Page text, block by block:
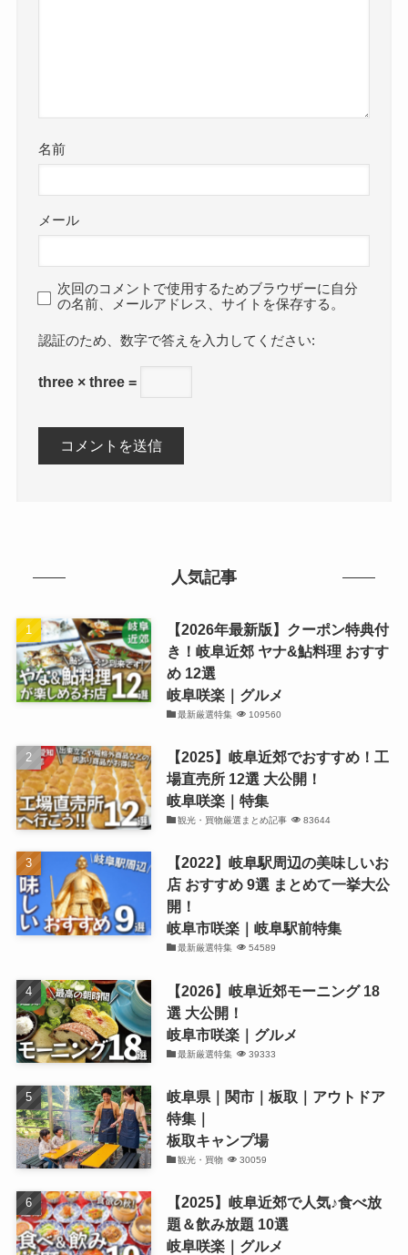
名前
メール
次回のコメントで使用するためブラウザーに自分
の名前、メールアドレス、サイトを保存する。
数字で答えを入力してください:
three × three =
人気記事
【2026年最新版】クーポン特典付
き！岐阜近郊 ヤナ&鮎料理 おすす
め 12選
岐阜咲楽｜グルメ
最新厳選特集 109560
【2025】岐阜近郊でおすすめ！工
場直売所 12選 大公開！
岐阜咲楽｜特集
観光・買物厳選まとめ記事 83644
【2022】岐阜駅周辺の美味しいお
店 おすすめ 9選 まとめて一挙大公
開！
岐阜市咲楽｜岐阜駅前特集
最新厳選特集 54589
【2026】岐阜近郊モーニング 18
選 大公開！
岐阜市咲楽｜グルメ
最新厳選特集 39333
岐阜県｜関市｜板取｜アウトドア
特集｜
板取キャンプ場
観光・買物 30059
【2025】岐阜近郊で人気♪食べ放
題＆飲み放題 10選
岐阜咲楽｜グルメ